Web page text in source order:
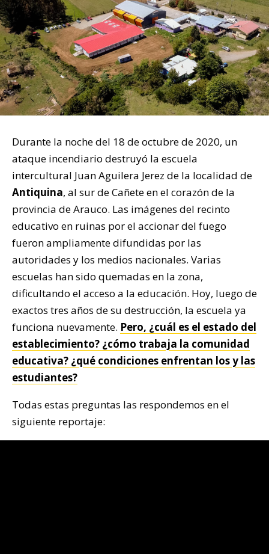
Durante la noche del 18 de octubre de 2020, un
ataque incendiario destruyó la escuela
intercultural Juan Aguilera Jerez de la localidad de
Antiquina, al sur de Cañete en el corazón de la
provincia de Arauco. Las imágenes del recinto
educativo en ruinas por el accionar del fuego
fueron ampliamente difundidas por las
autoridades y los medios nacionales. Varias
escuelas han sido quemadas en la zona,
dificultando el acceso a la educación. Hoy, luego de
exactos tres años de su destrucción, la escuela ya
funciona nuevamente. Pero, ¿cuál es el estado del
establecimiento? ¿cómo trabaja la comunidad
educativa? ¿qué condiciones enfrentan los y las
estudiantes?
Todas estas preguntas las respondemos en el
siguiente reportaje: